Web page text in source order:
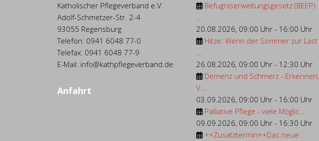
Katholischer Pflegeverband e.V.
Adolf-Schmetzer-Str. 2-4
93055 Regensburg
Telefon: 0941 6048 77-0
Telefax: 0941 6048 77-9
E-Mail: info@kathpflegeverband.de
Anfahrt
Befugniserweitungsgesetz (BEEP)
...
20.08.2026, 09:00 Uhr- 16:00 Uhr
Hitze: Wenn der Sommer zur Last
...
26.08.2026, 09:00 Uhr- 12:30 Uhr
Demenz und Schmerz - Erkennen,
V...
03.09.2026, 09:00 Uhr- 16:00 Uhr
Palliative Pflege - viele Möglic...
09.09.2026, 09:00 Uhr- 16:30 Uhr
++Zusatztermin++Das neue